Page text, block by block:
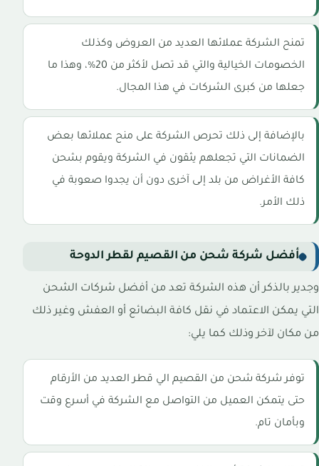
تمنح الشركة عملائها العديد من العروض وكذلك
الخصومات الخيالية والتي قد تصل لأكثر من 20%، وهذا ما
جعلها من كبرى الشركات في هذا المجال.
بالإضافة إلى ذلك تحرص الشركة على منح عملائها بعض
الضمانات التي تجعلهم يثقون في الشركة ويقوم بشحن
كافة الأغراض من بلد إلى آخرى دون أن يجدوا صعوبة في
ذلك الأمر.
أفضل شركة شحن من القصيم لقطر الدوحة
وجدير بالذكر أن هذه الشركة تعد من أفضل شركات الشحن
التي يمكن الاعتماد في نقل كافة البضائع أو العفش وغير ذلك
من مكان لآخر وذلك كما يلي:
توفر شركة شحن من القصيم الي قطر العديد من الأرقام
حتى يتمكن العميل من التواصل مع الشركة في أسرع وقت
وبأمان تام.